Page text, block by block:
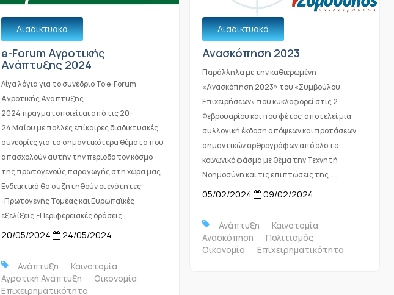
Διαδικτυακά
e-Forum Αγροτικής
Ανάπτυξης 2024
Λίγα λόγια για το συνέδριο Το e-Forum
Αγροτικής Ανάπτυξης
2024 πραγματοποιείται από τις 20-
24 Μαΐου με πολλές επίκαιρες διαδικτυακές
συνεδρίες για τα σημαντικότερα θέματα που
απασχολούν αυτήν την περίοδο τον κόσμο
της πρωτογενούς παραγωγής στη χώρα μας.
Ενδεικτικά θα συζητηθούν οι ενότητες:
-Πρωτογενής Τομέας και Ευρωπαϊκές
εξελίξεις -Περιφερειακές δράσεις ....
20/05/2024 24/05/2024
Ανάπτυξη
Καινοτομία
Αγροτική Ανάπτυξη
Οικονομία
Επιχειρηματικότητα
Διαδικτυακά
Ανασκόπηση 2023
Παράλληλα με την καθιερωμένη
«Ανασκόπηση 2023» του «Συμβούλου
Επιχειρήσεων» που κυκλοφορεί στις 2
Φεβρουαρίου και που φέτος αποτελεί μια
συλλογική έκδοση απόψεων και προτάσεων
σημαντικών αρθρογράφων από όλο το
κοινωνικό φάσμα με θέμα την Τεχνητή
Νοημοσύνη και τις επιπτώσεις της ....
05/02/2024 09/02/2024
Ανάπτυξη
Καινοτομία
Ανασκόπηση
Πολιτισμός
Οικονομία
Επιχειρηματικότητα